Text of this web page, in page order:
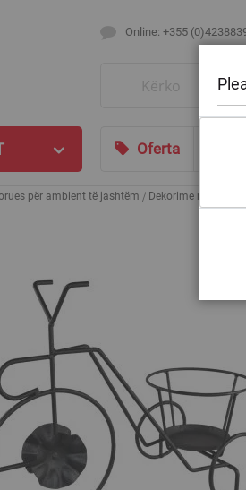
Online: +355
Oferta Bli
për ambient të jashtëm Dekorime metali